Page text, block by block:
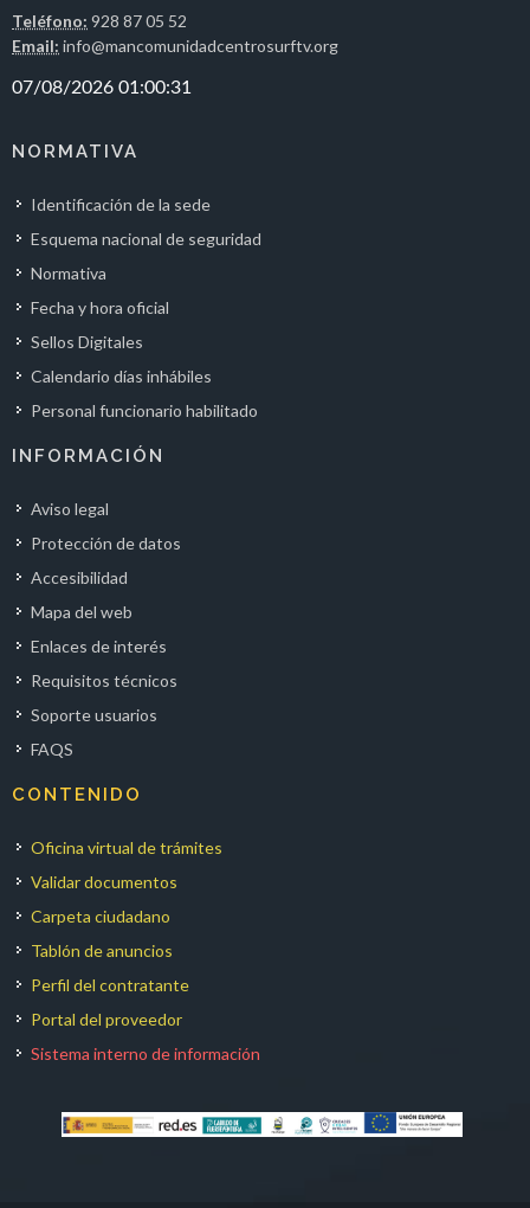
Teléfono: 928 87 05 52
Email: info@mancomunidadcentrosurftv.org
NORMATIVA
Identificación de la sede
Esquema nacional de seguridad
Normativa
Fecha y hora oficial
Sellos Digitales
Calendario días inhábiles
Personal funcionario habilitado
INFORMACIÓN
Aviso legal
Protección de datos
Accesibilidad
Mapa del web
Enlaces de interés
Requisitos técnicos
Soporte usuarios
FAQS
CONTENIDO
Oficina virtual de trámites
Validar documentos
Carpeta ciudadano
Tablón de anuncios
Perfil del contratante
Portal del proveedor
Sistema interno de información